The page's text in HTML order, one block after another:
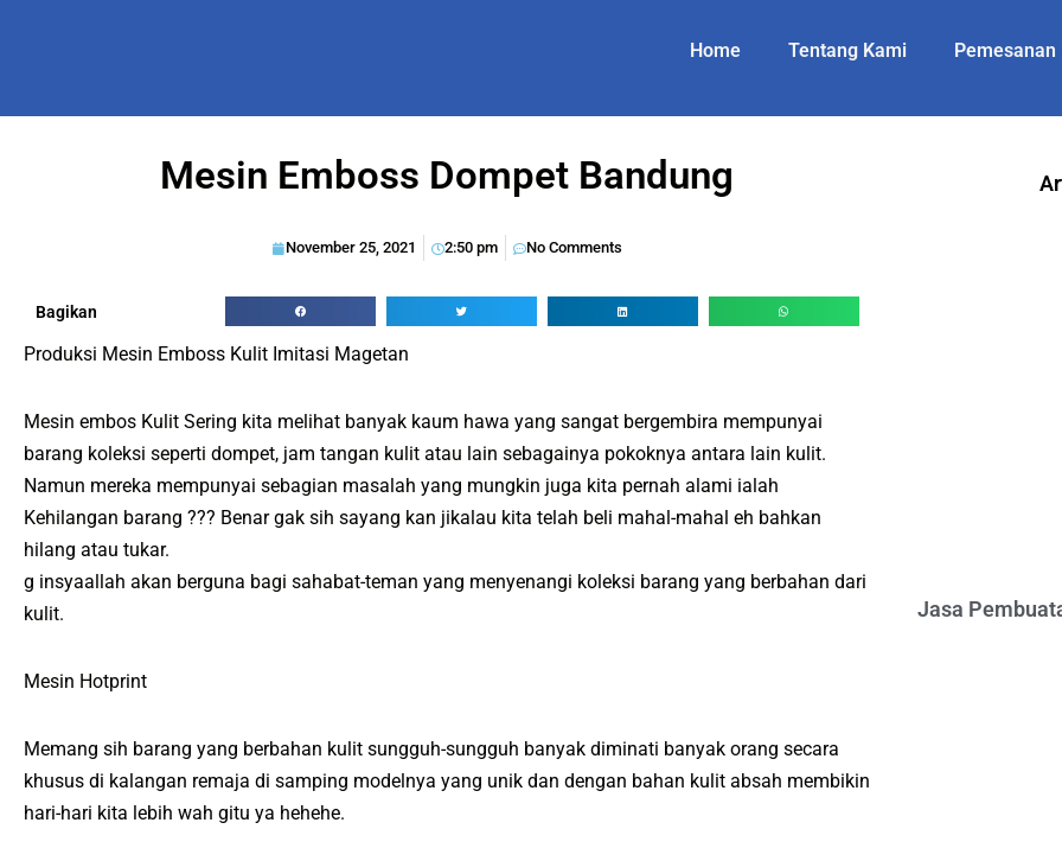
Home Tentang Kami Pemesanan
Mesin Emboss Dompet Bandung
November 25, 2021 2:50 pm No Comments
Bagikan
Produksi Mesin Emboss Kulit Imitasi Magetan
Mesin embos Kulit Sering kita melihat banyak kaum hawa yang sangat bergembira mempunyai
barang koleksi seperti dompet, jam tangan kulit atau lain sebagainya pokoknya antara lain kulit.
Namun mereka mempunyai sebagian masalah yang mungkin juga kita pernah alami ialah
Kehilangan barang ??? Benar gak sih sayang kan jikalau kita telah beli mahal-mahal eh bahkan
hilang atau tukar.
g insyaallah akan berguna bagi sahabat-teman yang menyenangi koleksi barang yang berbahan dari
kulit.
Mesin Hotprint
Memang sih barang yang berbahan kulit sungguh-sungguh banyak diminati banyak orang secara
khusus di kalangan remaja di samping modelnya yang unik dan dengan bahan kulit absah membikin
hari-hari kita lebih wah gitu ya hehehe.
Jasa